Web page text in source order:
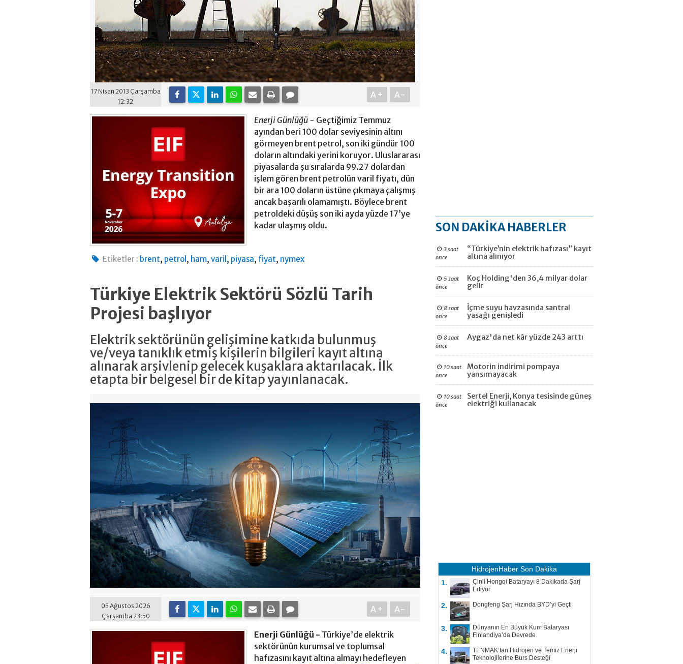
17 Nisan 2013 Çarşamba
12:32
A+ A-
Enerji Günlüğü - Geçtiğimiz Temmuz
ayından beri 100 dolar seviyesinin altını
görmeyen brent petrol, son iki gündür 100
doların altındaki yerini koruyor. Uluslararası
piyasalarda şu sıralarda 99.27 dolardan
işlem gören brent petrolün varil fiyatı, dün
bir ara 100 doların üstüne çıkmaya çalışmış
ancak başarılı olamamıştı. Böylece brent
petroldeki düşüş son iki ayda yüzde 17’ye
kadar ulaşmış oldu.
Etiketler : brent, petrol , ham,varil , piyasa, fiyat, nymex
Türkiye Elektrik Sektörü Sözlü Tarih
Projesi başlıyor
Elektrik sektörünün gelişimine katkıda bulunmuş
ve/veya tanıklık etmiş kişilerin bilgileri kayıt altına
alınarak arşivlenip gelecek kuşaklara aktarılacak. İlk
etapta bir belgesel bir de kitap yayınlanacak.
05 Ağustos 2026
Çarşamba 23:50
A+ A-
Enerji Günlüğü - Türkiye’de elektrik
sektörünün kurumsal ve toplumsal
hafızasını kayıt altına almayı hedefleyen
SON DAKİKA HABERLER
3 saat
önce
“Türkiye’nin elektrik hafızası” kayıt
altına alınıyor
5 saat
önce
Koç Holding'den 36,4 milyar dolar
gelir
8 saat
önce
İçme suyu havzasında santral
yasağı genişledi
8 saat
önce
Aygaz'da net kâr yüzde 243 arttı
10 saat
önce
Motorin indirimi pompaya
yansımayacak
10 saat
önce
Sertel Enerji, Konya tesisinde güneş
elektriği kullanacak
HidrojenHaber Son Dakika
1.
Çinli Hongqi Bataryayı 8 Dakikada Şarj
Ediyor
2. Dongfeng Şarj Hızında BYD’yi Geçti
3.
Dünyanın En Büyük Kum Bataryası
Finlandiya’da Devrede
4.
TENMAK’tan Hidrojen ve Temiz Enerji
Teknolojilerine Burs Desteği